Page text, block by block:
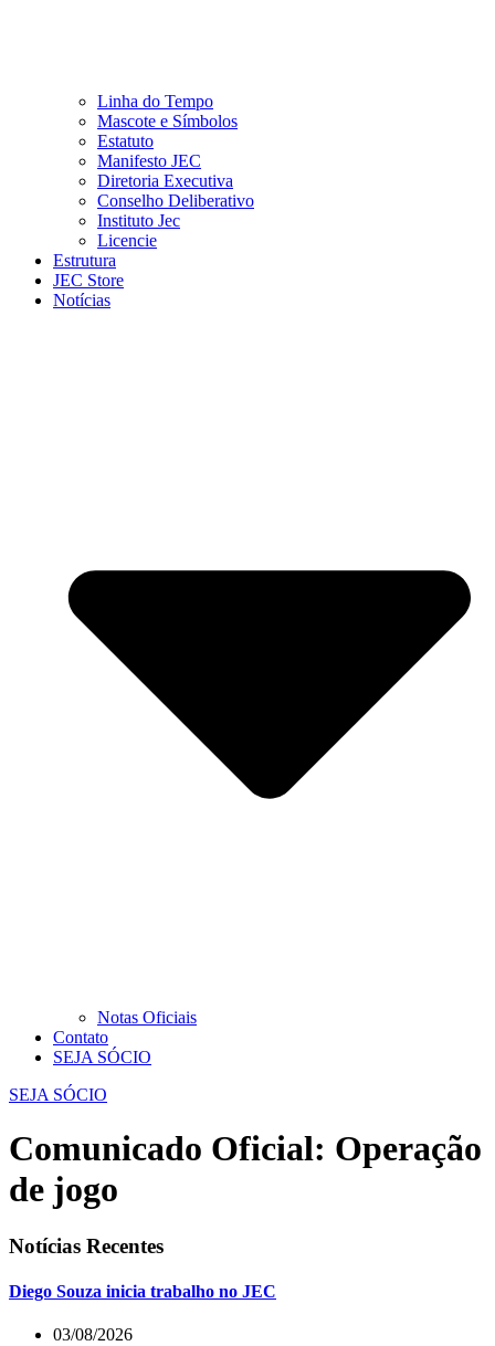
Linha do Tempo
Mascote e Símbolos
Estatuto
Manifesto JEC
Diretoria Executiva
Conselho Deliberativo
Instituto Jec
Licencie
Estrutura
JEC Store
Notícias
Notas Oficiais
Contato
SEJA SÓCIO
SEJA SÓCIO
Comunicado Oficial: Operação
de jogo
Notícias Recentes
Diego Souza inicia trabalho no JEC
03/08/2026